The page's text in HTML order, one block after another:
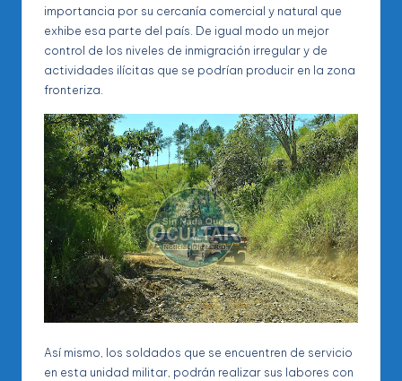
importancia por su cercanía comercial y natural que
exhibe esa parte del país. De igual modo un mejor
control de los niveles de inmigración irregular y de
actividades ilícitas que se podrían producir en la zona
fronteriza.
Así mismo, los soldados que se encuentren de servicio
en esta unidad militar, podrán realizar sus labores con